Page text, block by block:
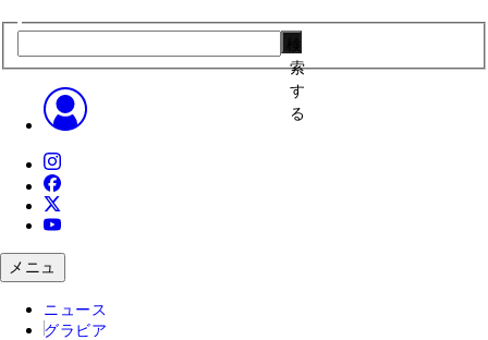
索
す
る
メニュ
ニュース
グラビア